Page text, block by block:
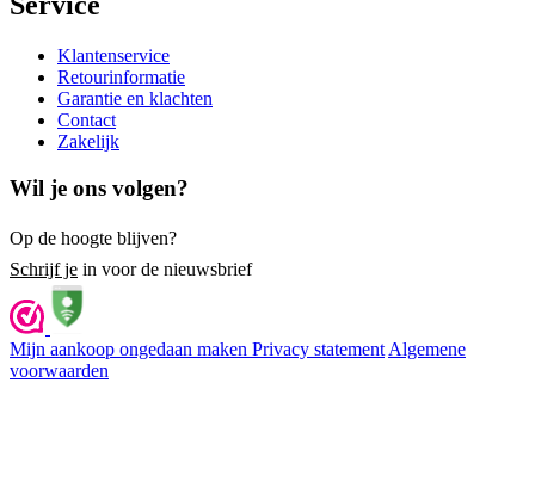
Klantenservice
Retourinformatie
Garantie en klachten
Contact
Zakelijk
Wil je ons volgen?
Op de hoogte blijven?
Schrijf je in voor de nieuwsbrief
Mijn aankoop ongedaan maken Privacy statement Algemene
voorwaarden